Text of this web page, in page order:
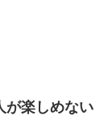
が楽しめない